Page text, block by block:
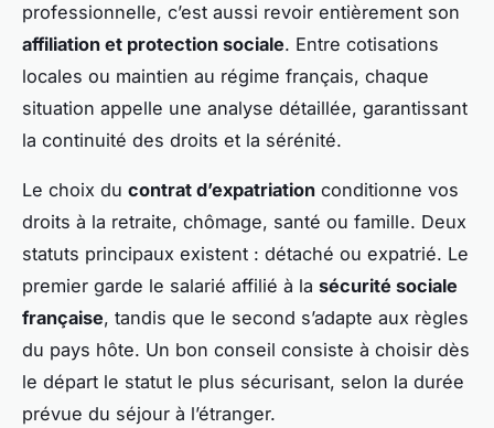
professionnelle, c’est aussi revoir entièrement son
affiliation et protection sociale. Entre cotisations
locales ou maintien au régime français, chaque
situation appelle une analyse détaillée, garantissant
la continuité des droits et la sérénité.
Le choix du contrat d’expatriation conditionne vos
droits à la retraite, chômage, santé ou famille. Deux
statuts principaux existent : détaché ou expatrié. Le
premier garde le salarié affilié à la sécurité sociale
française, tandis que le second s’adapte aux règles
du pays hôte. Un bon conseil consiste à choisir dès
le départ le statut le plus sécurisant, selon la durée
prévue du séjour à l’étranger.